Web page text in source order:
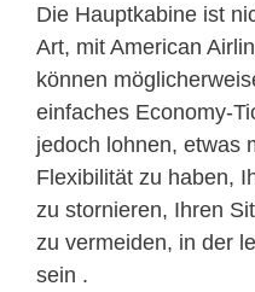
Die Hauptkabine ist
Art, mit American
können
einfaches Economy-
jedoch lohnen, etwas
Flexibilität zu haben,
zu stornieren, Ihren
zu vermeiden, in der
sein .